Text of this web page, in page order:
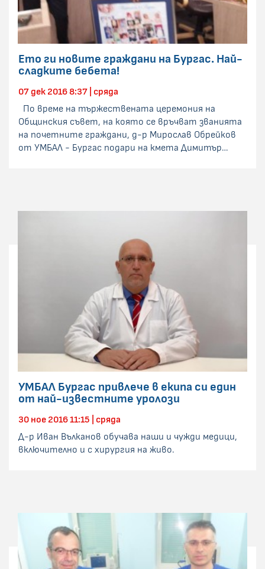
Ето ги новите граждани на Бургас. Най-
сладките бебета!
07 дек 2016 8:37 | сряда
По време на тържествената церемония на
Общинския съвет, на която се връчват званията
на почетните граждани, д-р Мирослав Обрейков
от УМБАЛ - Бургас подари на кмета Димитър…
УМБАЛ Бургас привлече в екипа си един
от най-известните уролози
30 ное 2016 11:15 | сряда
Д-р Иван Вълканов обучава наши и чужди медици,
включително и с хирургия на живо.